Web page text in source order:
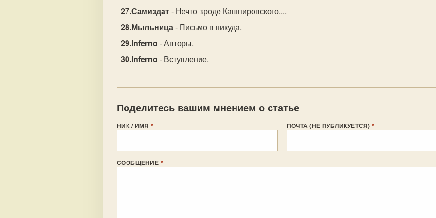
Самиздат- Нечто вроде Кашпировского....
Мыльница- Письмо в никуда.
Inferno - Авторы.
Inferno - Вступление.
Поделитесь вашим мнением о статье
НИК / ИМЯ * ПОЧТА (НЕ ПУБЛИКУЕТСЯ)*
СООБЩЕНИЕ *